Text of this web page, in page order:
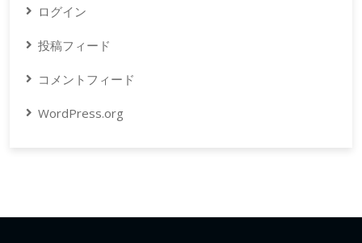
ログイン
投稿フィード
コメントフィード
WordPress.org